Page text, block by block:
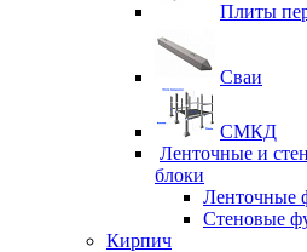
Плиты
Сваи
СМКД
Ленточные и
блоки
Ленточные
Стеновые
Кирпич